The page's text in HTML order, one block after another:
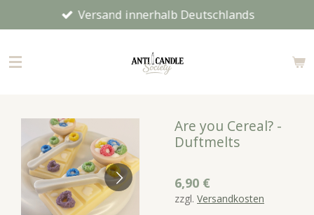
Hauptinhalt
Versand innerhalb Deutschlands
Are you Cereal? -
Duftmelts
6,90 €
zzgl. Versandkosten